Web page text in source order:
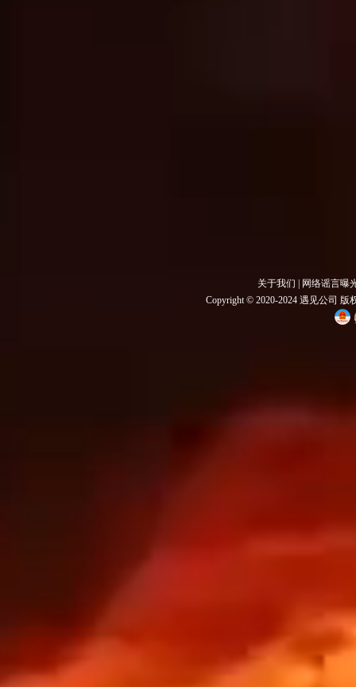
关于我们 | 网络谣言曝
Copyright © 2020-2024 遇见公司 版